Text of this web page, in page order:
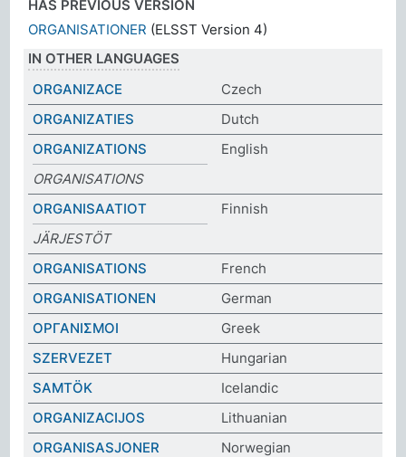
HAS PREVIOUS VERSION
ORGANISATIONER (ELSST Version 4)
IN OTHER LANGUAGES
ORGANIZACE
Czech
ORGANIZATIES
Dutch
ORGANIZATIONS
English
ORGANISATIONS
ORGANISAATIOT
Finnish
JÄRJESTÖT
ORGANISATIONS
French
ORGANISATIONEN
German
ΟΡΓΑΝΙΣΜΟΙ
Greek
SZERVEZET
Hungarian
SAMTÖK
Icelandic
ORGANIZACIJOS
Lithuanian
ORGANISASJONER
Norwegian